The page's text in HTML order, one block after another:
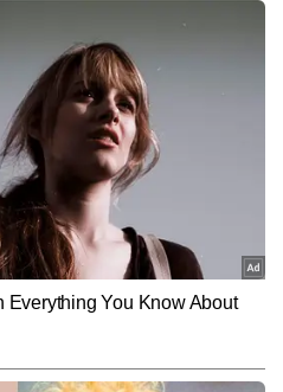
डिजिटल में वायरल सेक्शन के लीड के रूप में
में मास्टर डिग्री हासिल करने के बाद उनका सफर
डेस्क तक फैला, जहां उन्होंने कंटेंट की विविध शैलियों
गजब, अनोखी, सोशल और ट्रेंडिंग कंटेंट पर उनकी
उन्हें डिजिटल दुनिया में एक अलग पहचान
के रूप में कौशलेंद्र का ध्यान हमेशा ऐसे कंटेंट पर
और अनजानी कहानियों से रूबरू कराए—हर
daily Newsletter!